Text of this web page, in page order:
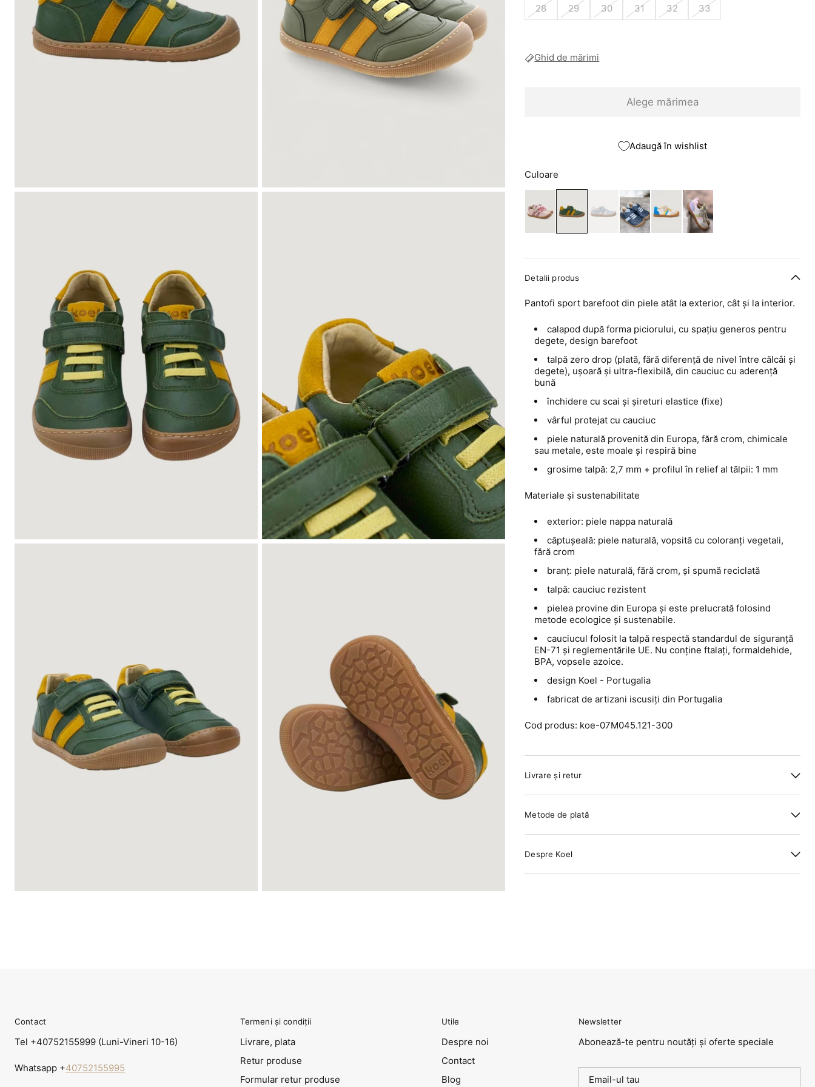
28 29 30 31 32 33
Ghid de mărimi
Alege mărimea
Adaugă în wishlist
Culoare
Detalii produs
Pantofi sport barefoot din piele atât la exterior, cât și la interior.
calapod după forma piciorului, cu spațiu generos pentru
degete, design barefoot
talpă zero drop (plată, fără diferență de nivel între călcâi și
degete), ușoară și ultra-flexibilă, din cauciuc cu aderență
bună
închidere cu scai și șireturi elastice (fixe)
vârful protejat cu cauciuc
piele naturală provenită din Europa, fără crom, chimicale
sau metale, este moale și respiră bine
grosime talpă: 2,7 mm + profilul în relief al tălpii: 1 mm
Materiale și sustenabilitate
exterior: piele nappa naturală
căptușeală: piele naturală, vopsită cu coloranți vegetali,
fără crom
branț: piele naturală, fără crom, și spumă reciclată
talpă: cauciuc rezistent
pielea provine din Europa și este prelucrată folosind
metode ecologice și sustenabile.
cauciucul folosit la talpă respectă standardul de siguranță
EN-71 și reglementările UE. Nu conține ftalați, formaldehide,
BPA, vopsele azoice.
design Koel - Portugalia
fabricat de artizani iscusiți din Portugalia
Cod produs: koe-07M045.121-300
Livrare și retur
Metode de plată
Despre Koel
Contact
Tel +40752155999 (Luni-Vineri 10-16)
Whatsapp +40752155995
Termeni și condiții
Livrare, plata
Retur produse
Formular retur produse
Utile
Despre noi
Contact
Blog
Newsletter
Abonează-te pentru noutăți și oferte speciale